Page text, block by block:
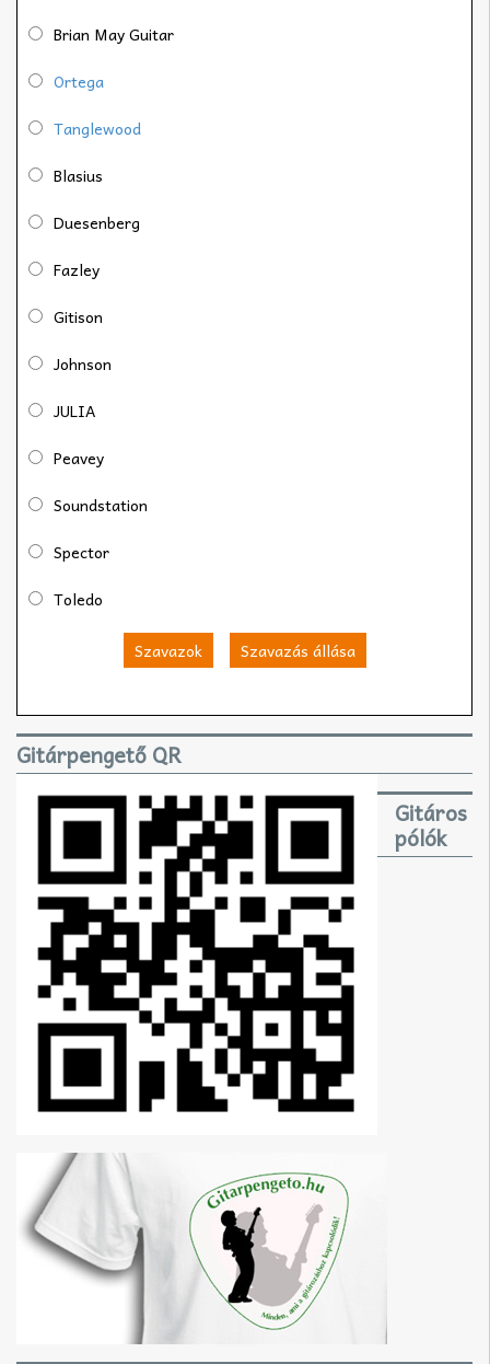
Brian May Guitar
Ortega
Tanglewood
Blasius
Duesenberg
Fazley
Gitison
Johnson
JULIA
Peavey
Soundstation
Spector
Toledo
Szavazok Szavazás állása
Gitárpengető QR
Gitáros
pólók